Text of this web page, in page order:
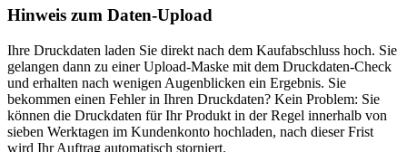
Hinweis zum Daten-Upload
Ihre Druckdaten laden Sie direkt nach dem Kaufabschluss hoch. Sie
gelangen dann zu einer Upload-Maske mit dem Druckdaten-Check
und erhalten nach wenigen Augenblicken ein Ergebnis. Sie
bekommen einen Fehler in Ihren Druckdaten? Kein Problem: Sie
können die Druckdaten für Ihr Produkt in der Regel innerhalb von
sieben Werktagen im Kundenkonto hochladen, nach dieser Frist
wird Ihr Auftrag automatisch storniert.